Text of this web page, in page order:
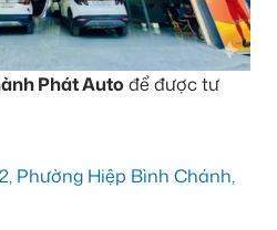
Phát Auto để được tư
Phường Hiệp Bình Chánh,